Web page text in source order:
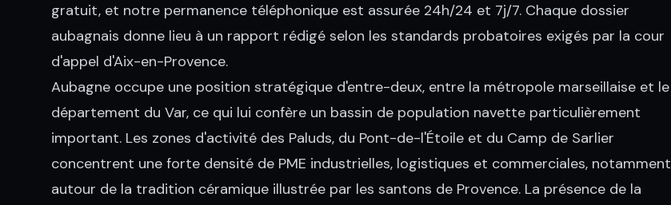
gratuit, et notre permanence téléphonique est assurée 24h/24 et 7j/7. Chaque dossier
aubagnais donne lieu à un rapport rédigé selon les standards probatoires exigés par la cour
d'appel d'Aix-en-Provence.
Aubagne occupe une position stratégique d'entre-deux, entre la métropole marseillaise et le
département du Var, ce qui lui confère un bassin de population navette particulièrement
important. Les zones d'activité des Paluds, du Pont-de-l'Étoile et du Camp de Sarlier
concentrent une forte densité de PME industrielles, logistiques et commerciales, notamment
autour de la tradition céramique illustrée par les santons de Provence. La présence de la